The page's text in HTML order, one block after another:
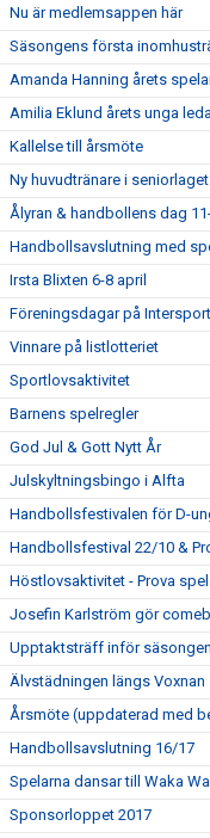
Nu är medlemsappen här
Säsongens första
Amanda Hanning årets
Amilia Eklund årets unga
Kallelse till årsmöte
Ny huvudtränare i seniorlaget
Ålyran & handbollens dag
Handbollsavslutning med
Irsta Blixten 6-8 april
Föreningsdagar på
Vinnare på listlotteriet
Sportlovsaktivitet
Barnens spelregler
God Jul & Gott Nytt År
Julskyltningsbingo i Alfta
Handbollsfestivalen för D-
Handbollsfestival 22/10 &
Höstlovsaktivitet - Prova
Josefin Karlström gör
Upptaktsträff inför
Älvstädningen längs Voxnan
Årsmöte (uppdaterad med
Handbollsavslutning 16/17
Spelarna dansar till Waka
Sponsorloppet 2017